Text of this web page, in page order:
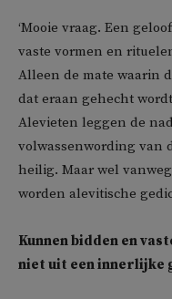
‘Mooie vraag. Een
vaste vormen en
Alleen de mate waarin
dat eraan gehecht
Alevieten leggen de
volwassenwording van
heilig. Maar wel
worden alevitische
Kunnen bidden en
niet uit een innerlijke